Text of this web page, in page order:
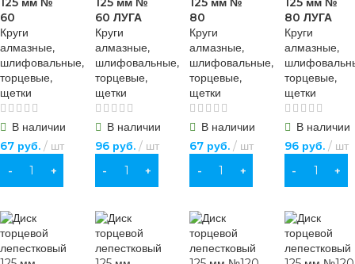
60
Круги
алмазные,
шлифовальные,
торцевые,
щетки
В наличии
67 руб. шт
В КОРЗИНУ
60 ЛУГА
Круги
алмазные,
шлифовальные,
торцевые,
щетки
В наличии
96руб. шт
В КОРЗИНУ
80
Круги
алмазные,
шлифовальные,
торцевые,
щетки
В наличии
67 руб. шт
В КОРЗИНУ
80 ЛУГА
Круги
алмазные,
торцевые,
щетки
В наличии
96руб. шт
В КОРЗИНУ